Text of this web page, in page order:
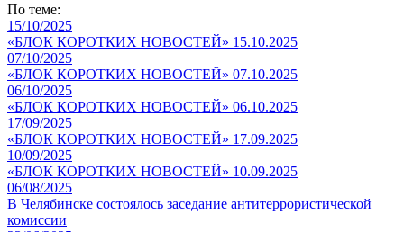
По теме:
15/10/2025
«БЛОК КОРОТКИХ НОВОСТЕЙ» 15.10.2025
07/10/2025
«БЛОК КОРОТКИХ НОВОСТЕЙ» 07.10.2025
06/10/2025
«БЛОК КОРОТКИХ НОВОСТЕЙ» 06.10.2025
17/09/2025
«БЛОК КОРОТКИХ НОВОСТЕЙ» 17.09.2025
10/09/2025
«БЛОК КОРОТКИХ НОВОСТЕЙ» 10.09.2025
06/08/2025
В Челябинске состоялось заседание антитеррористической
комиссии